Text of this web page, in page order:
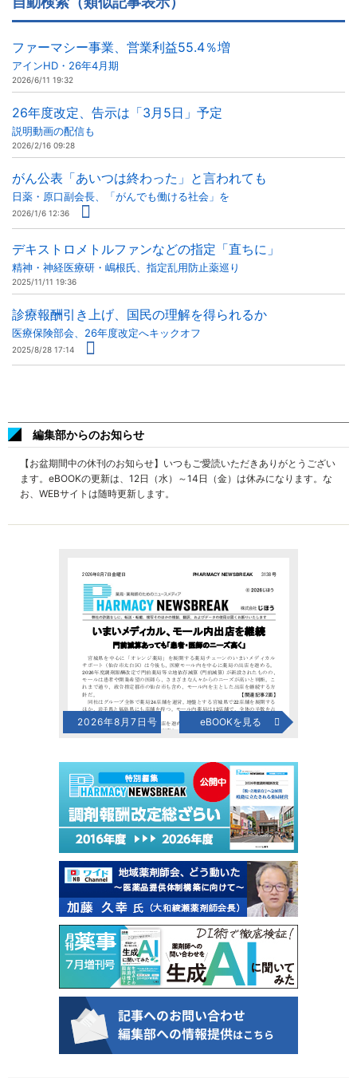
ファーマシー事業、営業利益55.4％増
アインHD・26年4月期
2026/6/11 19:32
26年度改定、告示は「3月5日」予定
説明動画の配信も
2026/2/16 09:28
がん公表「あいつは終わった」と言われても
日薬・原口副会長、「がんでも働ける社会」を
2026/1/6 12:36
デキストロメトルファンなどの指定「直ちに」
精神・神経医療研・嶋根氏、指定乱用防止薬巡り
2025/11/11 19:36
診療報酬引き上げ、国民の理解を得られるか
医療保険部会、26年度改定へキックオフ
2025/8/28 17:14
編集部からのお知らせ
【お盆期間中の休刊のお知らせ】いつもご愛読いただきありがとうござい
ます。eBOOKの更新は、12日（水）～14日（金）は休みになります。な
お、WEBサイトは随時更新します。
2026年8月7日号 eBOOKを見る